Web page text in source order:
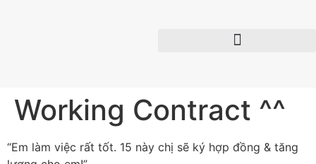
Working Contract ^^
“Em làm việc rất tốt. 15 này chị sẽ ký hợp đồng & tăng